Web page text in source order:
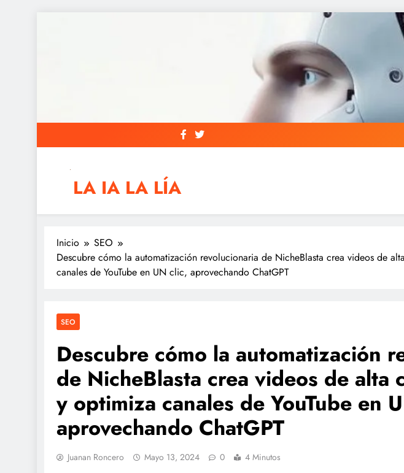
LA IA LA LÍA
IAs AIs, Automation y otras siglas raras
Inicio
SEO
Descubre cómo la automatización revolucionaria de NicheBlasta crea videos de
canales de YouTube en UN clic, aprovechando ChatGPT
SEO
Descubre cómo la automatización
de NicheBlasta crea videos de alta
y optimiza canales de YouTube en
aprovechando ChatGPT
Juanan Roncero Mayo 13, 2024 0 4 Minutos